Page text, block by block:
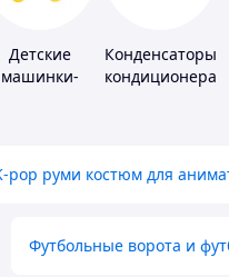
Детские
машинки-
Конденсаторы
кондиционера
pop руми костюм для
Футбольные ворота и